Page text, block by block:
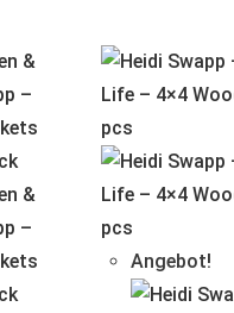
Angebot!